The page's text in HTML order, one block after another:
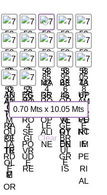
0.70 Mts x 10.05 Mts
Clear